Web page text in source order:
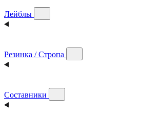
Лейблы
Резинка / Стропа
Составники